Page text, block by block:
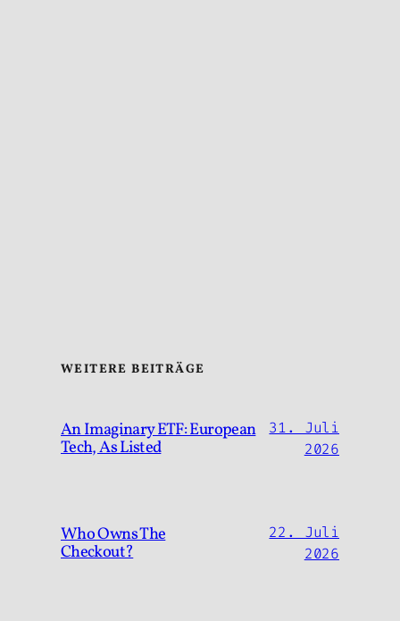
WEITERE BEITRÄGE
An Imaginary ETF: European
Tech, As Listed
31. Juli
2026
Who Owns The
Checkout?
22. Juli
2026